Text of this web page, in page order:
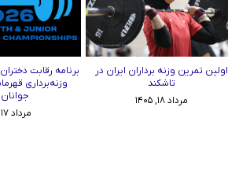
اولین تمرین وزنه برداران ایران در
تاشکند
مرداد ۱۸, ۱۴۰۵
برنامه رقابت
وزنه‌برداری
مرداد ۱۷, ۱۴۰۵